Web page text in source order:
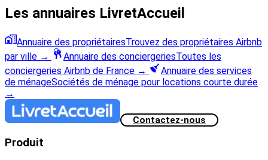
Les annuaires LivretAccueil
Annuaire des propriétairesTrouvez des propriétaires Airbnb
par ville → Annuaire des conciergeriesToutes les
conciergeries Airbnb de France →
Annuaire des services
de ménageSociétés de ménage pour locations courte durée
→
Contactez-nous
Produit